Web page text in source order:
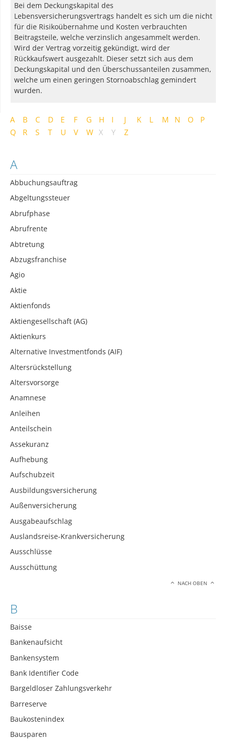
A B C D E F G H I J K L M N O
P
Q
R S T U V W X Y Z
A
Abbuchungsauftrag
Abgeltungssteuer
Abrufphase
Abrufrente
Abtretung
Abzugsfranchise
Agio
Aktie
Aktienfonds
Aktiengesellschaft (AG)
Aktienkurs
Alternative Investmentfonds (AIF)
Altersrückstellung
Altersvorsorge
Anamnese
Anleihen
Anteilschein
Assekuranz
Aufhebung
Aufschubzeit
Ausbildungsversicherung
Außenversicherung
Ausgabeaufschlag
Auslandsreise-Krankversicherung
Ausschlüsse
Ausschüttung
NACH OBEN
B
Baisse
Bankenaufsicht
Bankensystem
Bank Identifier Code
Bargeldloser Zahlungsverkehr
Barreserve
Baukostenindex
Bausparen
Bei dem Deckungskapital des
Lebensversicherungsvertrags handelt es sich um die nicht
für die Risikoübernahme und Kosten verbrauchten
Beitragsteile, welche verzinslich angesammelt werden.
Wird der Vertrag vorzeitig gekündigt, wird der
Rückkaufswert ausgezahlt. Dieser setzt sich aus dem
Deckungskapital und den Überschussanteilen zusammen,
welche um einen geringen Stornoabschlag gemindert
wurden.